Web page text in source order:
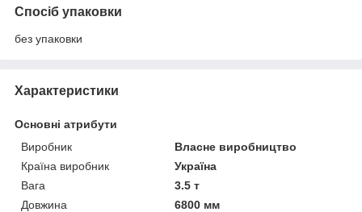
Спосіб упаковки
без упаковки
Характеристики
Основні атрибути
Виробник
Власне виробництво
Країна виробник
Україна
Вага
3.5 т
Довжина
6800 мм